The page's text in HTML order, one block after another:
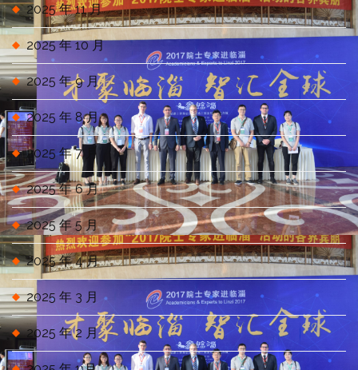
2025 年 11 月
2025 年 10 月
2025 年 9 月
2025 年 8 月
2025 年 7 月
2025 年 6 月
2025 年 5 月
2025 年 4 月
2025 年 3 月
2025 年 2 月